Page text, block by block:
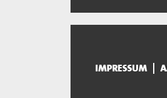
IMPRESSUM